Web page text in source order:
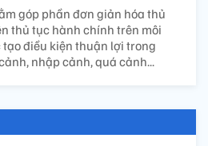
góp phần đơn giản hóa thủ
thủ tục hành chính trên môi
điều kiện thuận lợi trong
nhập cảnh, quá cảnh...